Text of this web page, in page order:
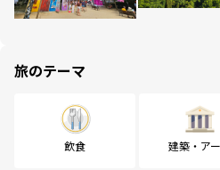
旅のテーマ
飲食 建築・ア